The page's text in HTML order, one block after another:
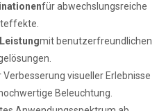
für abwechslungsreiche
mit benutzerfreundlichen
visueller Erlebnisse
Beleuchtung.